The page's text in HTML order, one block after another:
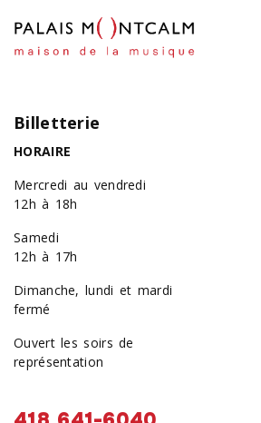
Billetterie
HORAIRE
Mercredi au vendredi
12h à 18h
Samedi
12h à 17h
Dimanche, lundi et mardi
fermé
Ouvert les soirs de
représentation